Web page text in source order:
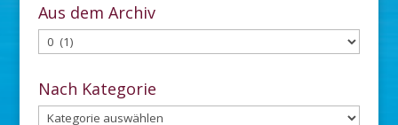
Aus dem Archiv
Aus
dem
Archiv
Nach Kategorie
Nach